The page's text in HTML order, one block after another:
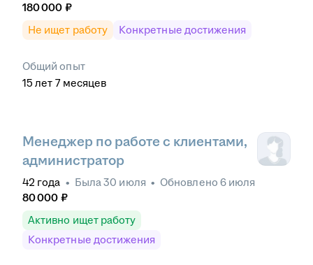
180 000 ₽
Не ищет работу
Конкретные достижения
Общий опыт
15 лет 7 месяцев
Менеджер по работе с клиентами,
администратор
42 года • Была30 июля • Обновлено 6 июля
80 000 ₽
Активно ищет работу
Конкретные достижения